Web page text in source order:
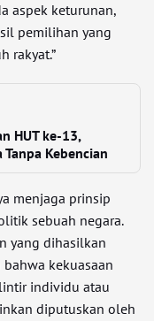
aspek keturunan,
pemilihan yang
rakyat.”
HUT ke-13,
Kebencian
menjaga prinsip
sebuah negara.
yang dihasilkan
kekuasaan
individu atau
diputuskan oleh